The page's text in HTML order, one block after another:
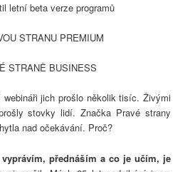
letní beta verze programů
STRANU PREMIUM
STRANĚ BUSINESS
jich prošlo několik tisíc. Živými
stovky lidí. Značka Pravé strany
nad očekávání. Proč?
přednáším a co je učím, je